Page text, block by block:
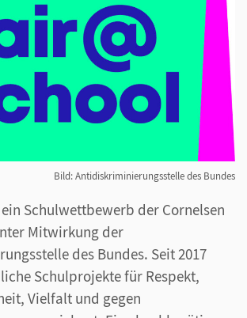
Bild: Antidiskriminierungsstelle des Bundes
Schulwettbewerb der Cornelsen
Mitwirkung der
des Bundes. Seit 2017
Schulprojekte für Respekt,
Vielfalt und gegen